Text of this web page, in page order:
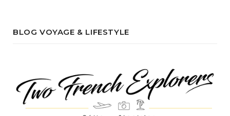
BLOG VOYAGE & LIFESTYLE